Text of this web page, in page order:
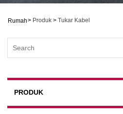
Rumah> Produk > Tukar Kabel
PRODUK